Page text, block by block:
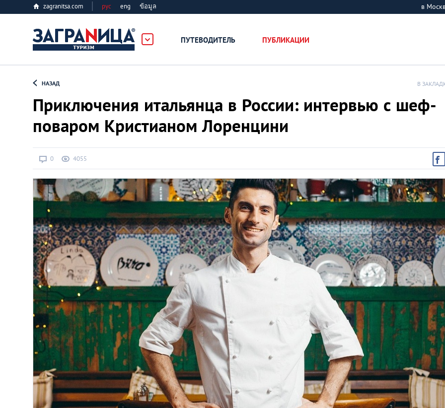
zagranitsa.com рус eng ข้อมูล в
ПУТЕВОДИТЕЛЬ ПУБЛИКАЦИИ
Алматы
Афины
Киев
Лондон
Лос-Анджелес
Москва
Паттайя
Пхукет
НАЗАД В
Приключения итальянца в России: интервью с шеф-
поваром Кристианом Лоренцини
0 4055